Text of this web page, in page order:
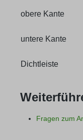
obere Kante
untere Kante
Dichtleiste
Fragen zum